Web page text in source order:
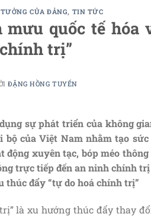
CỦA ĐẢNG, TIN TỨC
mưu quốc tế hóa
trị”
ĐẶNG HỒNG TUYẾN
sự phát triển của không
bộ của Việt Nam nhằm tạo
động xuyên tạc, bóp méo
trực tiếp đến an ninh chính
thúc đẩy “tự do hoá chính trị”
là xu hướng thúc đẩy thay